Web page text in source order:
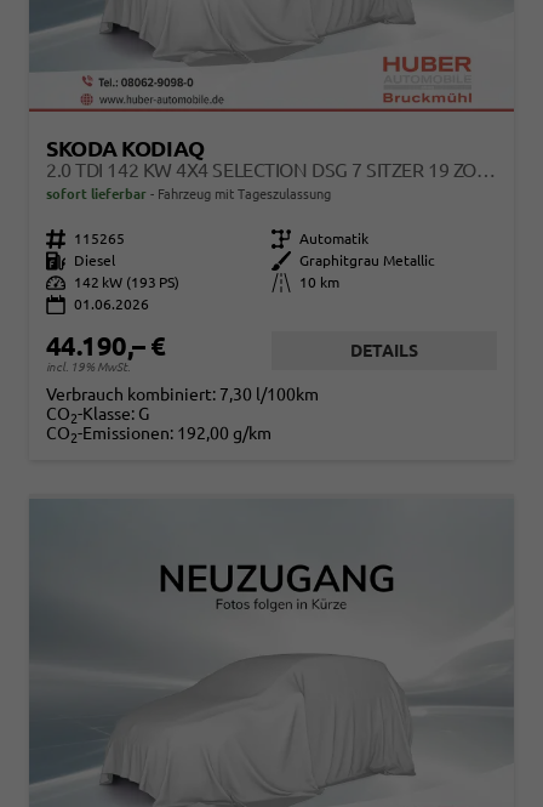
SKODA KODIAQ
2.0 TDI 142 KW 4X4 SELECTION DSG 7 SITZER 19 ZOLL AHK
sofort lieferbar Fahrzeug mit Tageszulassung
Fahrzeugnr. 115265 Getriebe Automatik
Kraftstoff
Diesel Außenfarbe
Graphitgrau Metallic
Leistung
142 kW (193 PS) Kilometerstand
10 km
01.06.2026
44.190,– €
incl. 19% MwSt.
DETAILS
Verbrauch kombiniert: 7,30 l/100km
CO2-Klasse: G
CO2-Emissionen: 192,00 g/km